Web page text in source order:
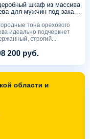
шкаф из массива
для мужчин под заказ
тона орехового
идеально подчеркнет
строгий...
200 руб.
области и